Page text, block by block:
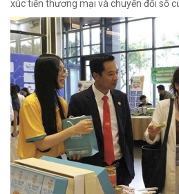
xúc tiến thương mại và chuyển đổi số